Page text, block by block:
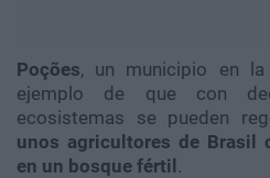
Poções, un municipio en
ejemplo de que con
ecosistemas se pueden
unos agricultores de Brasil
en un bosque fértil .